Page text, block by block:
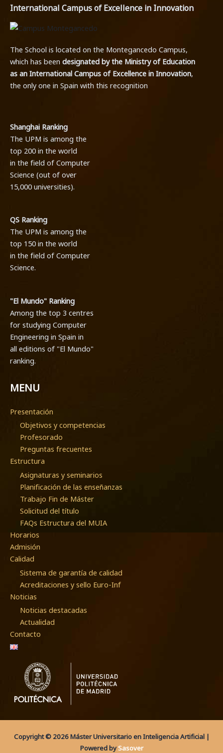
International Campus of Excellence in Innovation
The School is located on the Montegancedo Campus,
which has been designated by the Ministry of Education
as an International Campus of Excellence in Innovation,
the only one in Spain with this recognition.
Shanghai Ranking
The UPM is among the
top 200 in the world
in the field of Computer
Science (out of over
15,000 universities).
QS Ranking
The UPM is among the
top 150 in the world
in the field of Computer
Science.
"El Mundo" Ranking
Among the top 3 centres
for studying Computer
Engineering in Spain in
all editions of "El Mundo"
ranking.
MENU
Presentación
Objetivos y competencias
Profesorado
Preguntas frecuentes
Estructura
Asignaturas y seminarios
Planificación de las enseñanzas
Trabajo Fin de Máster
Solicitud del título
FAQs Estructura del MUIA
Horarios
Admisión
Calidad
Sistema de garantía de calidad
Acreditaciones y sello Euro-Inf
Noticias
Noticias destacadas
Actualidad
Contacto
Copyright © 2026 Máster Universitario en Inteligencia Artificial |
Powered bySasover